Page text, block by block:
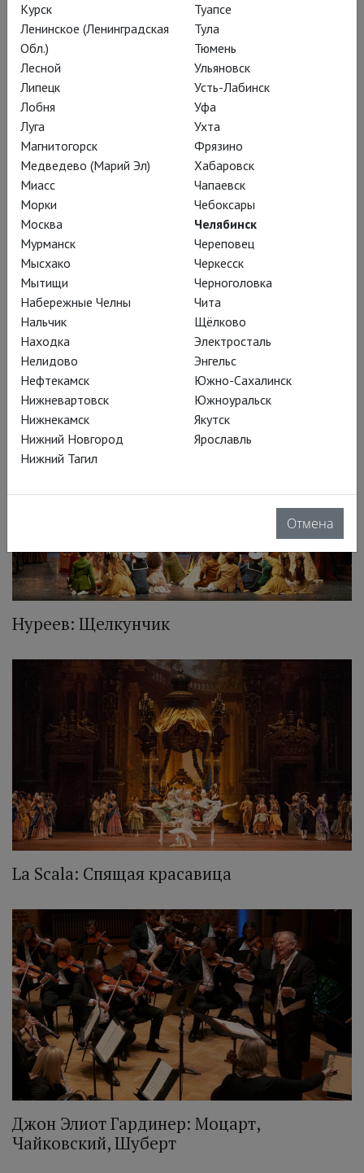
Кайдановский: Спящая красавица
Нуреев: Лебединое озеро
Нуреев: Щелкунчик
La Scala: Спящая красавица
Джон Элиот Гардинер: Моцарт,
Чайковский, Шуберт
Курск
Ленинское (Ленинградская
Обл.)
Лесной
Липецк
Лобня
Луга
Магнитогорск
Медведево (Марий Эл)
Миасс
Морки
Москва
Мурманск
Мысхако
Мытищи
Набережные Челны
Нальчик
Находка
Нелидово
Нефтекамск
Нижневартовск
Нижнекамск
Нижний Новгород
Нижний Тагил
Туапсе
Тула
Тюмень
Ульяновск
Усть-Лабинск
Уфа
Ухта
Фрязино
Хабаровск
Чапаевск
Чебоксары
Челябинск
Череповец
Черкесск
Черноголовка
Чита
Щёлково
Электросталь
Энгельс
Южно-Сахалинск
Южноуральск
Якутск
Ярославль
Отмена